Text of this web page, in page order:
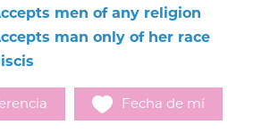
men of any religion
man only of her race
Fecha de mí